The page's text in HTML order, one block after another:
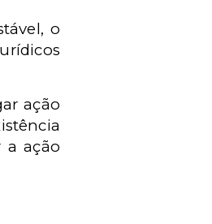
o
ação
a ação